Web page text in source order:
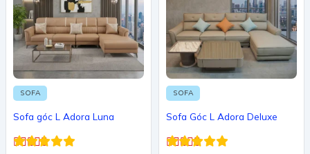
SOFA
Sofa góc L Adora Luna
SOFA
Sofa Góc L Adora Deluxe